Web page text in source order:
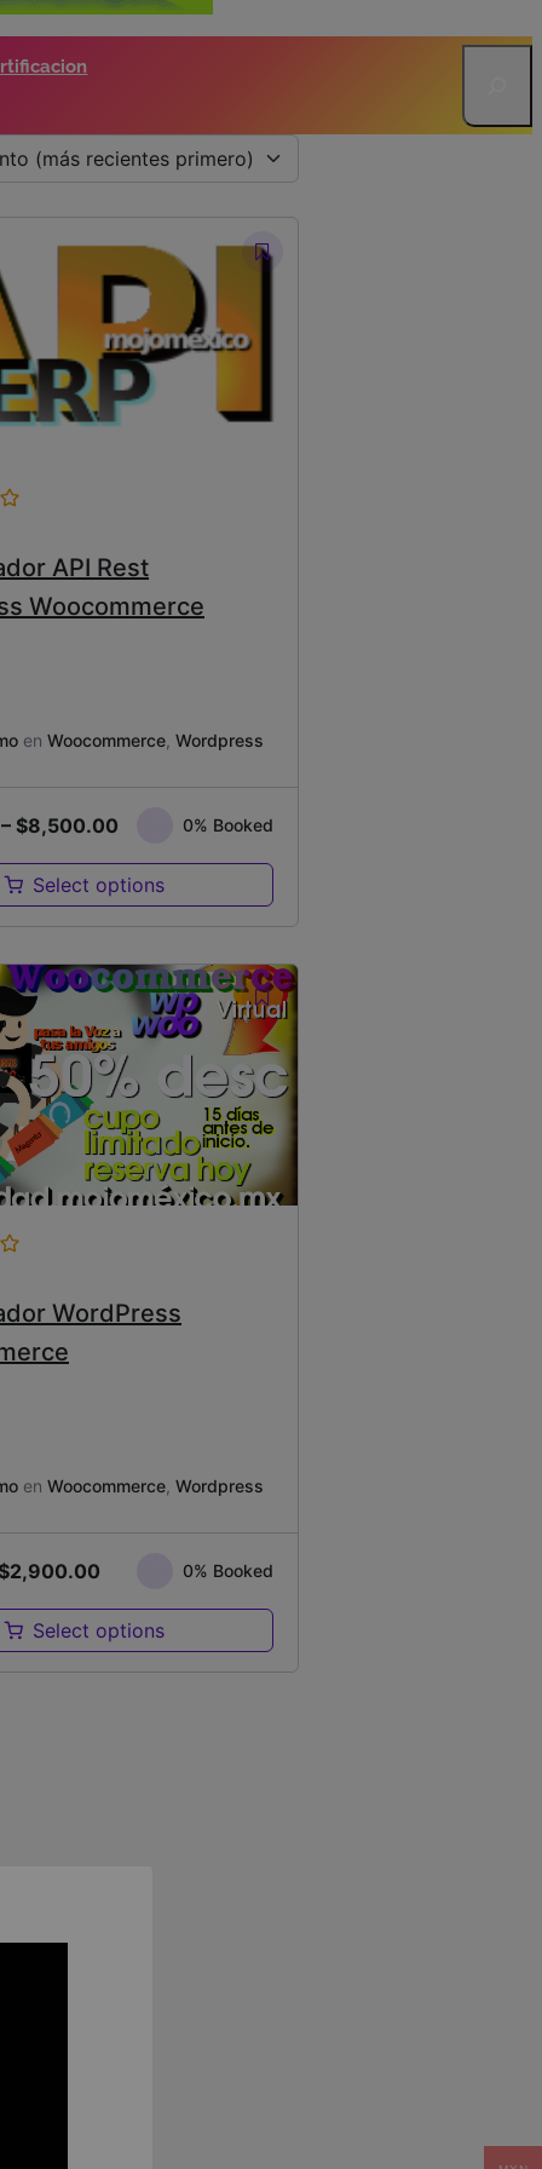
(más recientes primero)
API Rest
Woocommerce
en Woocommerce Wordpress
$8,500.00 0% Booked
Select options
WordPress
en Woocommerce Wordpress
2,900.00 0% Booked
Select options